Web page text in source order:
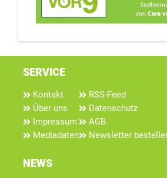
SERVICE
Kontakt
Über uns
Impressum
Mediadaten
RSS-Feed
Datenschutz
AGB
Newsletter
NEWS